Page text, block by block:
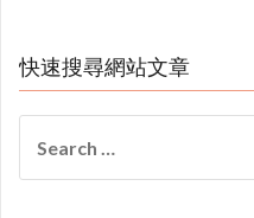
快速搜尋網站文章
for: